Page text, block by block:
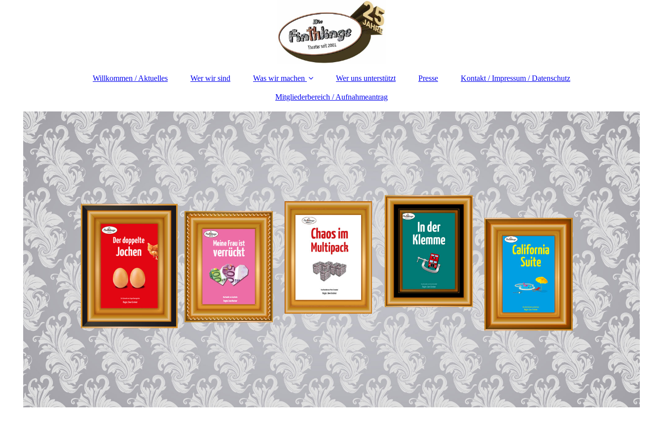
Willkommen / Aktuelles Wer wir sind Was wir machen Wer uns unterstützt Presse Kontakt / Impressum / Datenschutz
Mitgliederbereich / Aufnahmeantrag